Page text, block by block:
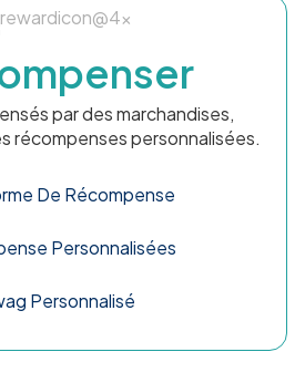
par des marchandises,
récompenses personnalisées.
De Récompense
Personnalisées
Personnalisé